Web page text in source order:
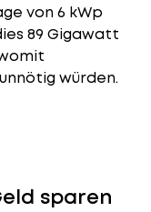
von 6 kWp
89 Gigawatt
würden.
sparen